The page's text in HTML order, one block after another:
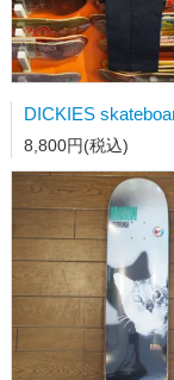
8,800円(税込)